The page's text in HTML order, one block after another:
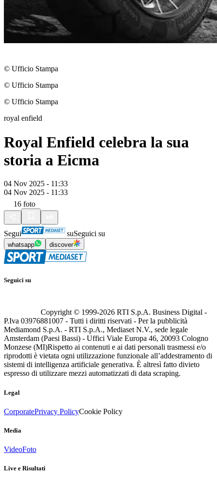
© Ufficio Stampa
© Ufficio Stampa
© Ufficio Stampa
royal enfield
Royal Enfield celebra la sua
storia a Eicma
04 Nov 2025 - 11:33
04 Nov 2025 - 11:33
16 foto
Segui suSeguici su
whatsapp discover
Seguici su
Copyright © 1999-2026 RTI S.p.A. Business Digital -
P.Iva 03976881007 - Tutti i diritti riservati - Per la pubblicità
Mediamond S.p.A. - RTI S.p.A., Mediaset N.V., sede legale
Amsterdam (Paesi Bassi) - Uffici Viale Europa 46, 20093 Cologno
Monzese (MI)Rispetto ai contenuti e ai dati personali trasmessi e/o
riprodotti è vietata ogni utilizzazione funzionale all’addestramento di
sistemi di intelligenza artificiale generativa. È altresì fatto divieto
espresso di utilizzare mezzi automatizzati di data scraping.
Legal
CorporatePrivacy PolicyCookie Policy
Media
VideoFoto
Live e Risultati